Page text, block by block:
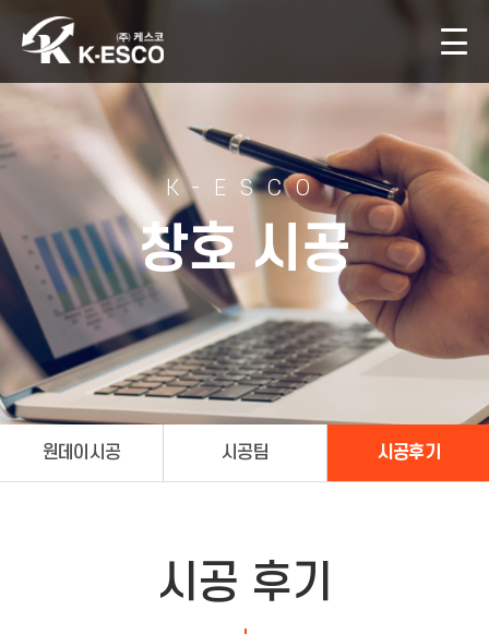
K-ESCO
창호 시공
원데이시공 시공팀 시공후기
시공 후기